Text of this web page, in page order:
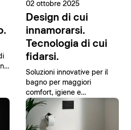
02 ottobre 2025
Design di cui
innamorarsi.
Tecnologia di cui
fidarsi.
Soluzioni innovative per il
bagno per maggiori
comfort, igiene e
sostenibilità